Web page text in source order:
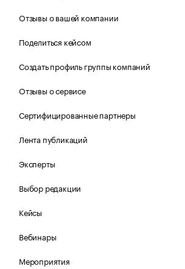
Отзывы о вашей компании
Поделиться кейсом
Создать профиль группы компаний
Отзывы о сервисе
Сертифицированные партнеры
Лента публикаций
Эксперты
Выбор редакции
Кейсы
Вебинары
Мероприятия